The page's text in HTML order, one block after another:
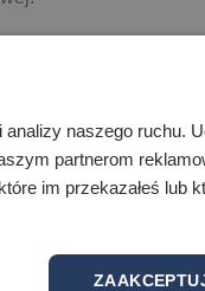
ustawowym
może skutkować
doprowadzenia przez
2023 r. w sprawie
matura, egzamin na
miasta) do dnia, w
naszego ruchu.
partnerom
im przekazałeś lub